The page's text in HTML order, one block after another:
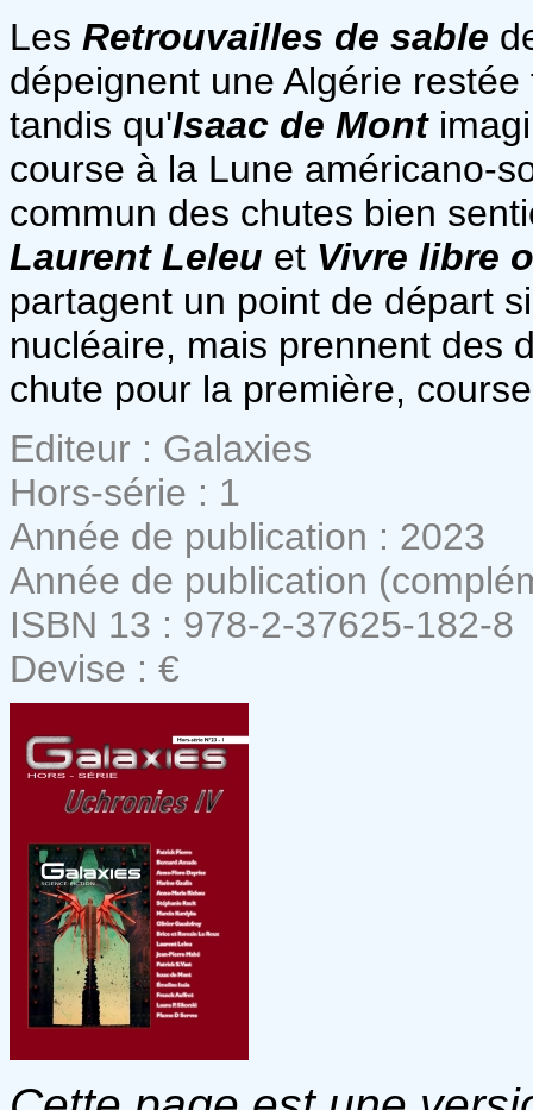
Les Retrouvailles de sable
dépeignent une Algérie
tandis qu'Isaac de Mont
course à la Lune américano-
commun des chutes bien
Laurent Leleu et Vivre libre
partagent un point de départ
nucléaire, mais prennent des
chute pour la première,
Editeur : Galaxies
Hors-série : 1
Année de publication : 2023
Année de publication
ISBN 13 : 978-2-37625-182-8
Devise : €